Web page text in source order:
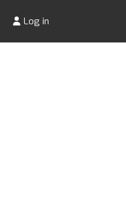
Log in